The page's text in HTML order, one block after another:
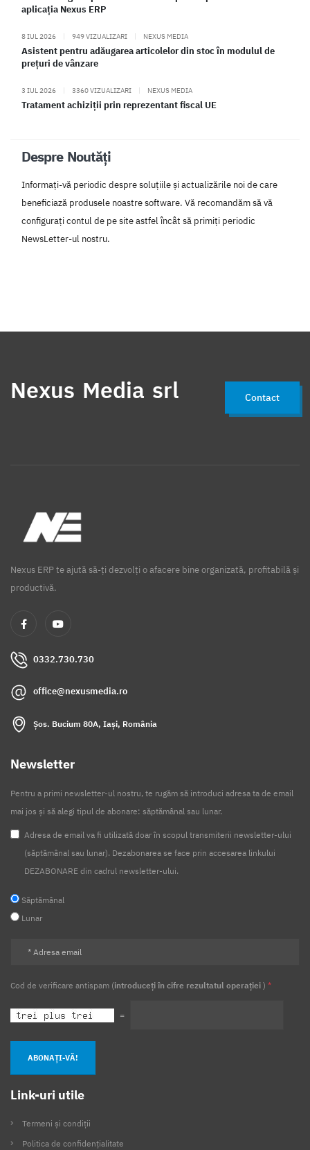
aplicația Nexus ERP
8 IUL 2026 | 949 VIZUALIZARI | NEXUS MEDIA
Asistent pentru adăugarea articolelor din stoc în modulul de
prețuri de vânzare
3 IUL 2026 | 3360 VIZUALIZARI | NEXUS MEDIA
Tratament achiziții prin reprezentant fiscal UE
Despre Noutăți
Informați-vă periodic despre soluțiile și actualizările noi de care
beneficiază produsele noastre software. Vă recomandăm să vă
configurați contul de pe site astfel încât să primiți periodic
NewsLetter-ul nostru.
Nexus Media srl Contact
Nexus ERP te ajută să-ți dezvolți o afacere bine organizată, profitabilă și
productivă.
0332.730.730
office@nexusmedia.ro
Șos. Bucium 80A, Iași, România
Newsletter
Pentru a primi newsletter-ul nostru, te rugăm să introduci adresa ta de email
mai jos și să alegi tipul de abonare: săptămânal sau lunar.
Adresa de email va fi utilizată doar în scopul transmiterii newsletter-ului
(săptămânal sau lunar). Dezabonarea se face prin accesarea linkului
DEZABONARE din cadrul newsletter-ului.
Săptămânal
Lunar
Cod de verificare antispam (introduceți în cifre rezultatul operației ) *
=
ABONAȚI-VĂ!
Link-uri utile
Termeni și condiții
Politica de confidențialitate